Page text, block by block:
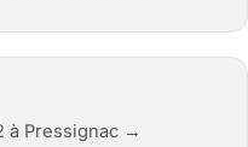
à Pressignac →